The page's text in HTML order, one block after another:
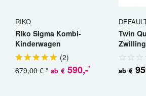
RIKO
Riko Sigma Kombi-
Kinderwagen
(2)
ab € 590,-*
679,00 € *
Twin
ab €